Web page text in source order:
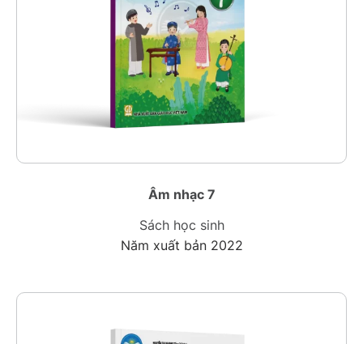
Âm nhạc 7
Sách học sinh
Năm xuất bản 2022